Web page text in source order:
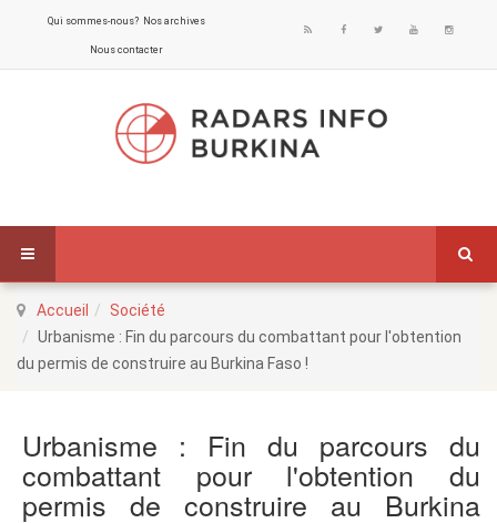
Qui sommes-nous? Nos archives
Nous contacter
Accueil
Société
Urbanisme : Fin du parcours du combattant pour l'obtention
du permis de construire au Burkina Faso !
Urbanisme : Fin du parcours du
combattant pour l'obtention du
permis de construire au Burkina